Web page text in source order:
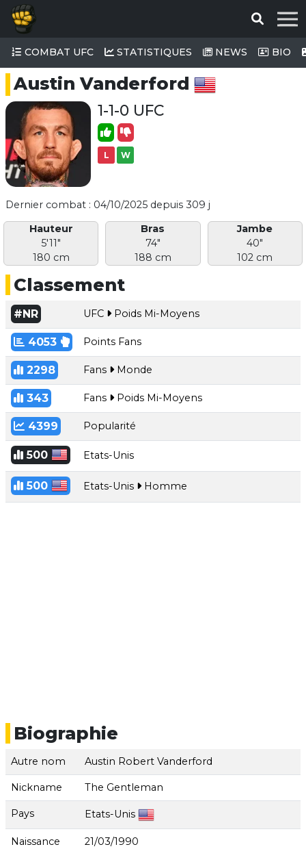
COMBAT UFC STATISTIQUES NEWS BIO
Austin Vanderford
1-1-0 UFC
L W
Dernier combat : 04/10/2025 depuis 309 j
Hauteur
5'11"
180 cm
Bras
74"
188 cm
Jambe
40"
102 cm
Classement
#NR UFC Poids Mi-Moyens
4053 Points Fans
2298 Fans Monde
343 Fans Poids Mi-Moyens
4399 Popularité
500 Etats-Unis
500 Etats-Unis Homme
Biographie
Autre nom Austin Robert Vanderford
Nickname The Gentleman
Pays Etats-Unis
Naissance 21/03/1990